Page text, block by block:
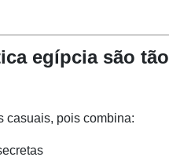
egípcia são tão
casuais, pois combina: